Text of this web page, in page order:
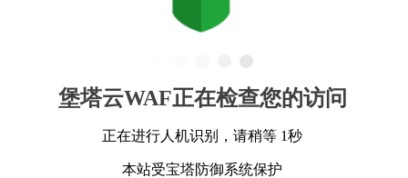
堡塔云WAF正在检查您的访问
正在进行人机识别，请稍等 1秒
本站受宝塔防御系统保护